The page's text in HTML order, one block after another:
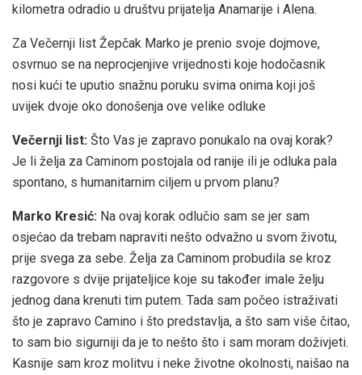
kilometra odradio u društvu prijatelja Anamarije i Alena.
Za Večernji list Žepčak Marko je prenio svoje dojmove,
osvrnuo se na neprocjenjive vrijednosti koje hodočasnik
nosi kući te uputio snažnu poruku svima onima koji još
uvijek dvoje oko donošenja ove velike odluke
Večernji list: Što Vas je zapravo ponukalo na ovaj korak?
Je li želja za Caminom postojala od ranije ili je odluka pala
spontano, s humanitarnim ciljem u prvom planu?
Marko Kresić: Na ovaj korak odlučio sam se jer sam
osjećao da trebam napraviti nešto odvažno u svom životu,
prije svega za sebe. Želja za Caminom probudila se kroz
razgovore s dvije prijateljice koje su također imale želju
jednog dana krenuti tim putem. Tada sam počeo istraživati
što je zapravo Camino i što predstavlja, a što sam više čitao,
to sam bio sigurniji da je to nešto što i sam moram doživjeti.
Kasnije sam kroz molitvu i neke životne okolnosti, naišao na